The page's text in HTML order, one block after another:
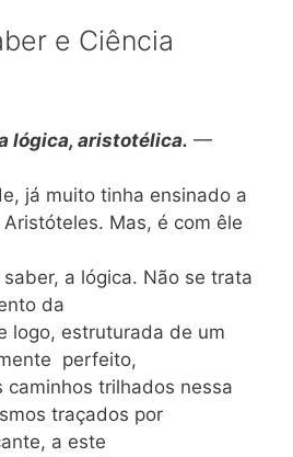
e Ciência
lógica, aristotélica. —
já muito tinha ensinado a
Mas, é com êle
a lógica. Não se trata
da
logo, estruturada de um
perfeito,
caminhos trilhados nessa
traçados por
a este